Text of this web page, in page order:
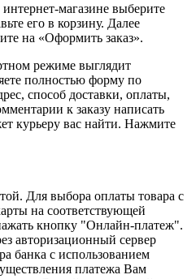
магазине выберите
его в корзину. Далее
на «Оформить заказ».
режиме выглядит
полностью форму по
способ доставки, оплаты,
к заказу написать
курьеру вас найти. Нажмите
Для выбора оплаты товара с
на соответствующей
кнопку "Онлайн-платеж".
авторизационный сервер
банка с использованием
платежа Вам